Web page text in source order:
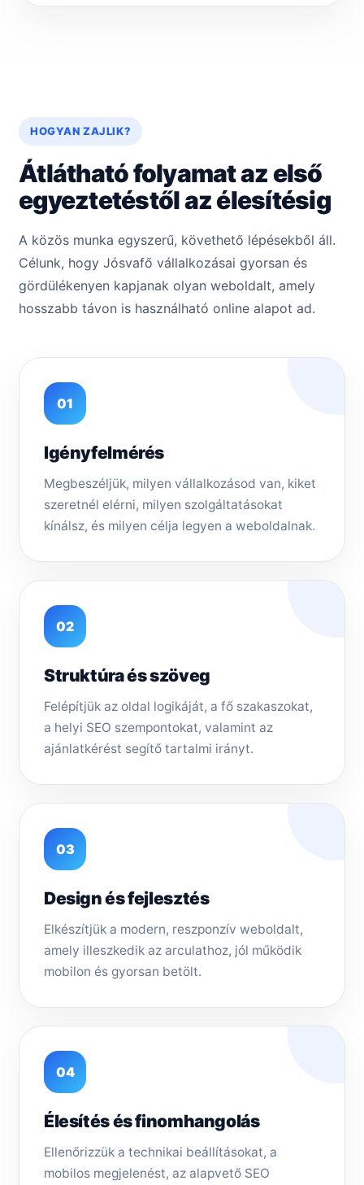
HOGYAN ZAJLIK?
Átlátható folyamat az első
egyeztetéstől az élesítésig
A közös munka egyszerű, követhető lépésekből áll.
Célunk, hogy Jósvafő vállalkozásai gyorsan és
gördülékenyen kapjanak olyan weboldalt, amely
hosszabb távon is használható online alapot ad.
01
Igényfelmérés
Megbeszéljük, milyen vállalkozásod van, kiket
szeretnél elérni, milyen szolgáltatásokat
kínálsz, és milyen célja legyen a weboldalnak.
02
Struktúra és szöveg
Felépítjük az oldal logikáját, a fő szakaszokat,
a helyi SEO szempontokat, valamint az
ajánlatkérést segítő tartalmi irányt.
03
Design és fejlesztés
Elkészítjük a modern, reszponzív weboldalt,
amely illeszkedik az arculathoz, jól működik
mobilon és gyorsan betölt.
04
Élesítés és finomhangolás
Ellenőrizzük a technikai beállításokat, a
mobilos megjelenést, az alapvető SEO